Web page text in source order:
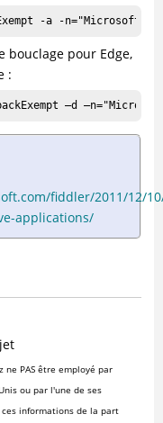
-a -
bouclage pour Edge,
:
–d
fiddler/2011/12/
applications/
ne PAS être employé par
ou par l'une de ses
ces informations de la part